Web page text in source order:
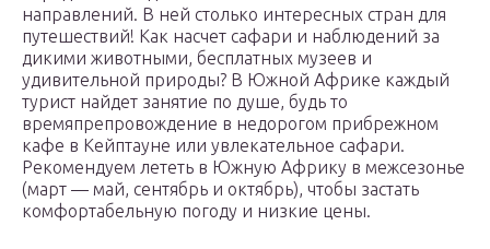
направлений. В ней столько интересных стран для
путешествий! Как насчет сафари и наблюдений за
дикими животными, бесплатных музеев и
удивительной природы? В Южной Африке каждый
турист найдет занятие по душе, будь то
времяпрепровождение в недорогом прибрежном
кафе в Кейптауне или увлекательное сафари.
Рекомендуем лететь в Южную Африку в межсезонье
(март — май, сентябрь и октябрь), чтобы застать
комфортабельную погоду и низкие цены.